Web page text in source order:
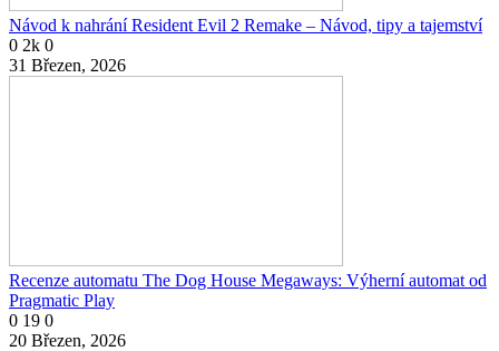
Návod k nahrání Resident Evil 2 Remake – Návod, tipy a tajemství
0 2k 0
31 Březen, 2026
Recenze automatu The Dog House Megaways: Výherní automat od
Pragmatic Play
0 19 0
20 Březen, 2026